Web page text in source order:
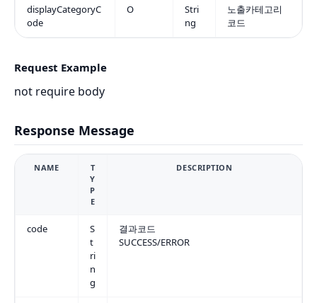
displayCategoryC
ode
O
Stri
ng
노출카테고리
코드
Request Example
not require body
Response Message
NAME
T
Y
P
E
DESCRIPTION
code
S
t
ri
n
g
결과코드
SUCCESS/ERROR